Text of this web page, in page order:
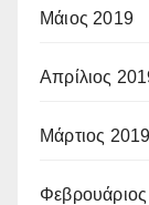
Μάιος 2019
Απρίλιος
Μάρτιος 2019